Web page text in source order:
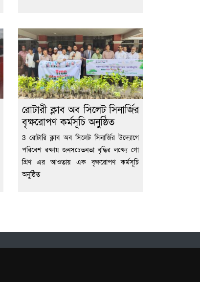
রোটারী ক্লাব অব সিলেট সিনার্জির
বৃক্ষরোপণ কর্মসূচি অনুষ্ঠিত
3 রোটারি ক্লাব অব সিলেট সিনার্জির উদ্যোগে
পরিবেশ রক্ষায় জনসচেতনতা বৃদ্ধির লক্ষ্যে গো
গ্রিণ এর আওতায় এক বৃক্ষরোপণ কর্মসূচি
অনুষ্ঠিত